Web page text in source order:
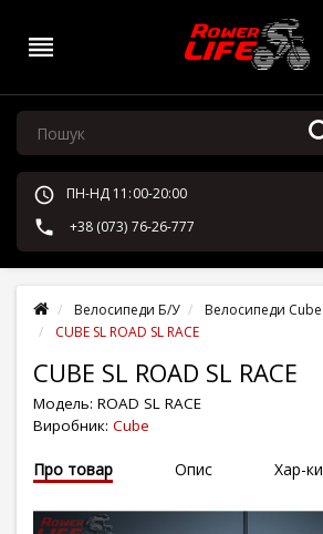
ПН-НД 11:00-20:00
+38 (073) 76-26-777
Велосипеди Б/У
Велосипеди Cube
CUBE SL ROAD SL RACE
CUBE SL ROAD SL RACE
Модель: ROAD SL RACE
Виробник: Cube
Про товар Опис Хар-ки